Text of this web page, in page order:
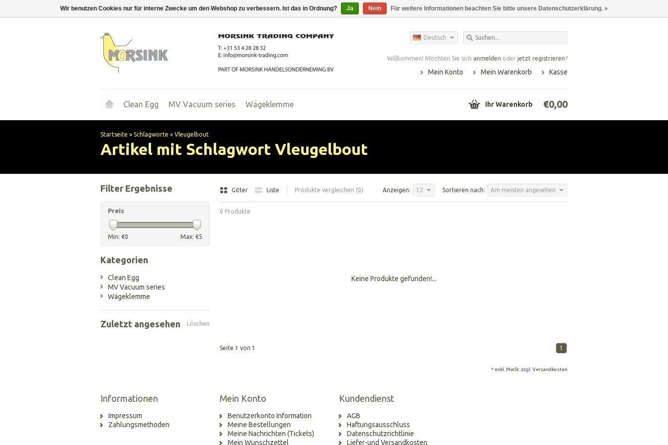
Deutsch
Willkommen! Möchten Sie sich anmelden oder jetzt registrieren?
Mein Konto Mein Warenkorb Kasse
Clean Egg MV Vacuum series Wägeklemme Ihr Warenkorb €0,00
Startseite » Schlagworte » Vleugelbout
Artikel mit Schlagwort Vleugelbout
Gitter Liste Produkte vergleichen (0) Sortieren nach: Am meisten angesehen
Anzeigen: 12
0 Produkte
Keine Produkte gefunden!...
Seite 1 von 1 1
* exkl. MwSt. zzgl. Versandkosten
Filter Ergebnisse
Preis
Min: €0 Max: €5
Kategorien
Clean Egg
MV Vacuum series
Wägeklemme
Zuletzt angesehen Löschen
Informationen
Impressum
Zahlungsmethoden
Mein Konto
Benutzerkonto Information
Meine Bestellungen
Meine Nachrichten (Tickets)
Mein Wunschzettel
Kundendienst
AGB
Haftungsausschluss
Datenschutzrichtlinie
Liefer-und Versandkosten
Wir benutzen Cookies nur für interne Zwecke um den Webshop zu verbessern. Ist das in Ordnung? Ja Nein Für weitere Informationen beachten Sie bitte unsere Datenschutzerklärung. »